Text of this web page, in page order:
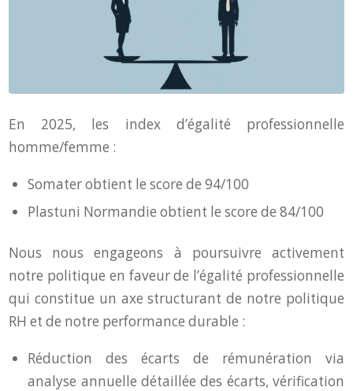
En 2025, les index d’égalité professionnelle
homme/femme :
Somater obtient le score de 94/100
Plastuni Normandie obtient le score de 84/100
Nous nous engageons à poursuivre activement
notre politique en faveur de l’égalité professionnelle
qui constitue un axe structurant de notre politique
RH et de notre performance durable :
Réduction des écarts de rémunération via
analyse annuelle détaillée des écarts, vérification